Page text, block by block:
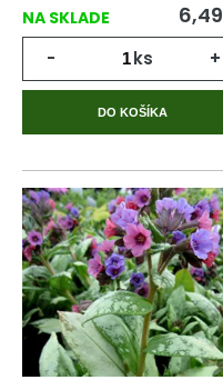
NA SKLADE 6,49
- ks +
DO KOŠÍKA